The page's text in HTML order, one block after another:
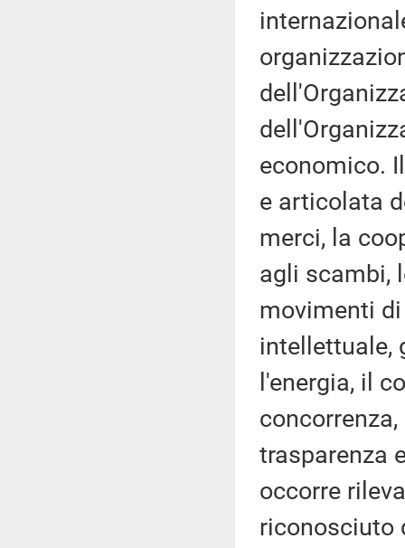
economico.
e articolata
merci, la
agli scambi,
movimenti
intellettuale,
l'energia, il
trasparenza
occorre
riconosciuto